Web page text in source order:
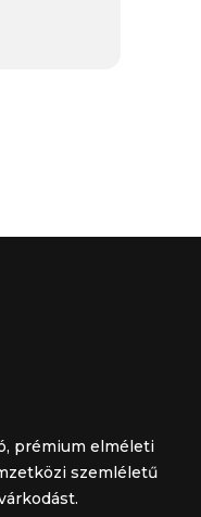
prémium elméleti
szemléletű